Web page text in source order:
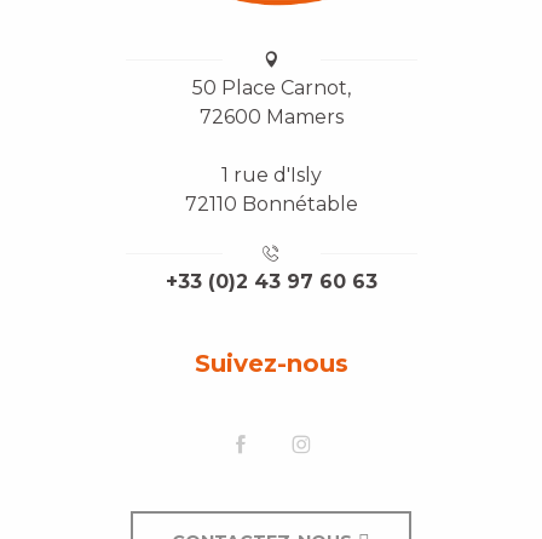
50 Place Carnot,
72600 Mamers
1 rue d'Isly
72110 Bonnétable
+33 (0)2 43 97 60 63
Suivez-nous